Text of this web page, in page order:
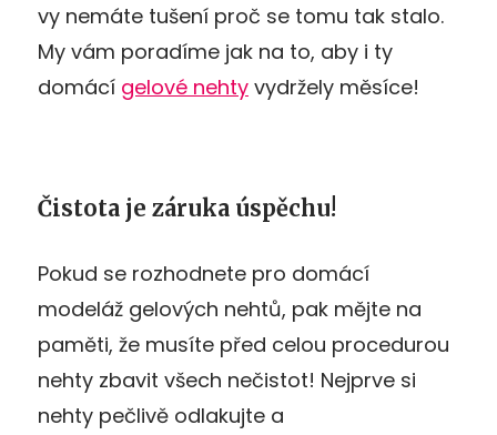
vy nemáte tušení proč se tomu tak stalo.
My vám poradíme jak na to, aby i ty
domácí gelové nehty vydržely měsíce!
Čistota je záruka úspěchu!
Pokud se rozhodnete pro domácí
modeláž gelových nehtů, pak mějte na
paměti, že musíte před celou procedurou
nehty zbavit všech nečistot! Nejprve si
nehty pečlivě odlakujte a